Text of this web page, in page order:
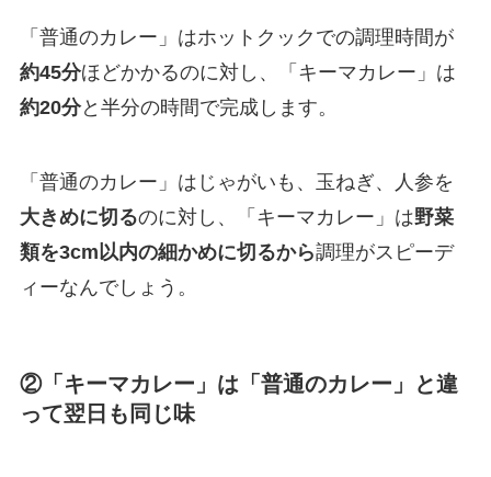
「普通のカレー」はホットクックでの調理時間が
約45分ほどかかるのに対し、「キーマカレー」は
約20分と半分の時間で完成します。
「普通のカレー」はじゃがいも、玉ねぎ、人参を
大きめに切るのに対し、「キーマカレー」は野菜
類を3cm以内の細かめに切るから調理がスピーデ
ィーなんでしょう。
②「キーマカレー」は「普通のカレー」と違
って翌日も同じ味